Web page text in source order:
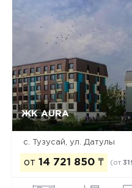
ЖК AURA
с. Тузусай, ул. Датулы
от 14 721 850 ₸ (от
Да, удалить Отмена